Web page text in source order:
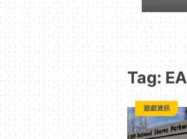
動
漫
二
次
Tag: EA
遊戲資訊